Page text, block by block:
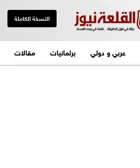
النسخة الكاملة
عربي و دولي برلمانيات مقالات